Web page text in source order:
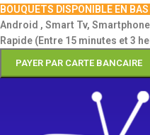
BOUQUETS DISPONIBLE EN BAS
Android , Smart Tv,
Rapide (Entre 15 minutes et 3
PAYER PAR CARTE BANCAIRE